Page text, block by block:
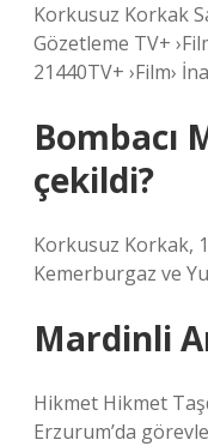
Korkusuz Korkak
Gözetleme TV+
21440TV+ ›Film›
Bombacı
çekildi?
Korkusuz Korkak,
Kemerburgaz ve
Mardinli
Hikmet Hikmet
Erzurum’da